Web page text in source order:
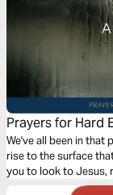
Prayers for Hard
Asheritah Ciuciu
We've all been in that
rise to the surface
you to look to Jesus,